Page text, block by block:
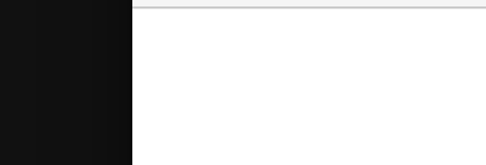
Вставка спойлера